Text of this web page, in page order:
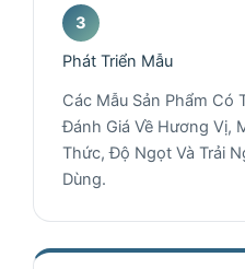
Phát Triển Mẫu
Các Mẫu Sản Phẩm Có
Đánh Giá Về Hương Vị,
Thức, Độ Ngọt Và Trải
Dùng.